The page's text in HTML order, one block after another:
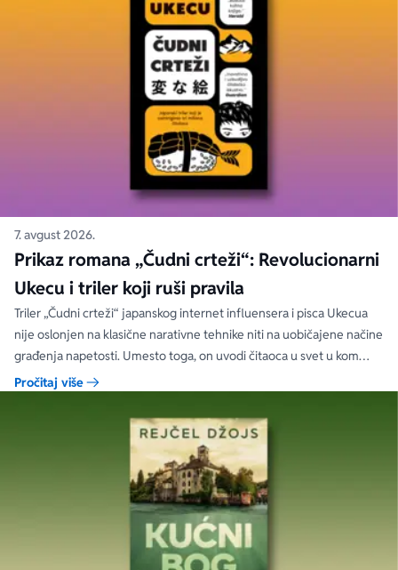
7. avgust 2026.
Prikaz romana „Čudni crteži“: Revolucionarni
Ukecu i triler koji ruši pravila
Triler „Čudni crteži“ japanskog internet influensera i pisca Ukecua
nije oslonjen na klasične narativne tehnike niti na uobičajene načine
građenja napetosti. Umesto toga, on uvodi čitaoca u svet u kom
priložene ilustracije govore više od reči, a ono što je nacrtano često
Pročitaj više